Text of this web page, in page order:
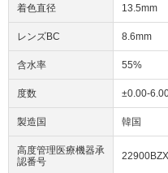
着色直径 13.5mm
レンズBC 8.6mm
含水率 55%
度数 ±0.00-
製造国 韓国
高度管理医療機器承
認番号